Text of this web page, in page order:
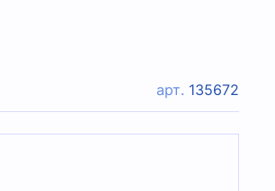
арт. 135672